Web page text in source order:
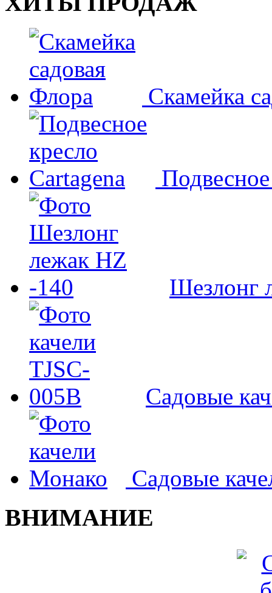
Скамейка
Шезлонг
Садовые
Садовые
ВНИМАНИЕ